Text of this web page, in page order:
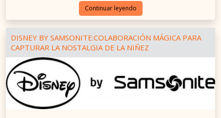
Continuar leyendo
DISNEY BY SAMSONITE:COLABORACIÓN MÁGICA PARA
CAPTURAR LA NOSTALGIA DE LA NIÑEZ